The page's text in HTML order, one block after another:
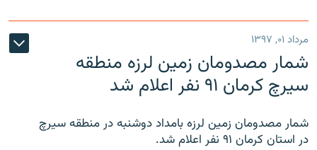
مرداد ۰۱, ۱۳۹۷
شمار مصدومان زمین لرزه منطقه
سیرچ کرمان ۹۱ نفر اعلام شد
شمار مصدومان زمین لرزه بامداد دوشنبه در منطقه سیرچ
در استان کرمان ۹۱ نفر اعلام شد.